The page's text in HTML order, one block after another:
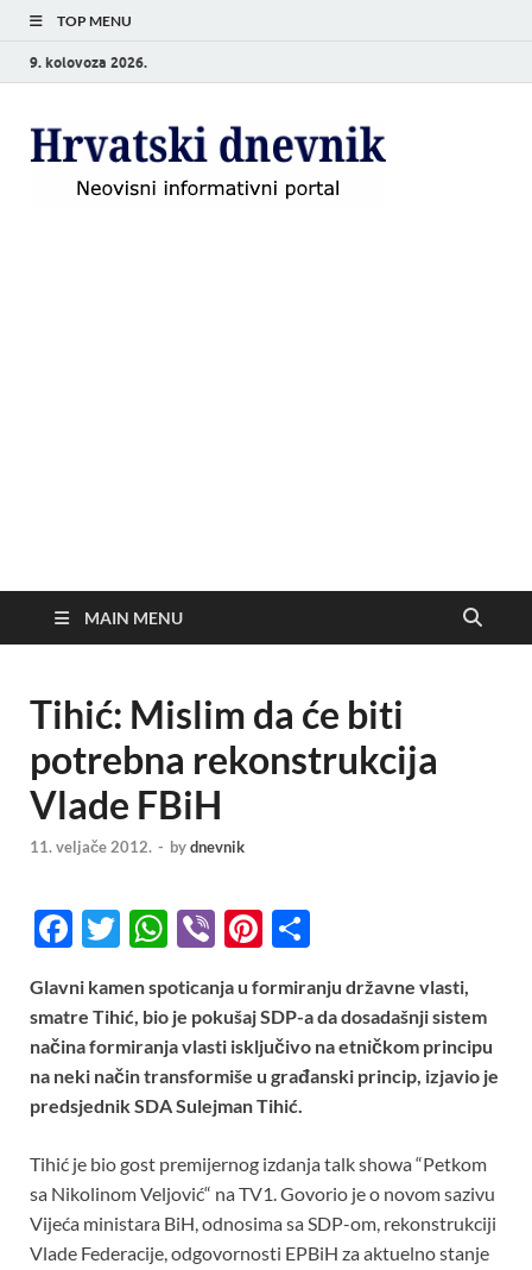
TOP MENU
9. kolovoza 2026.
MAIN MENU
Tihić: Mislim da će biti
potrebna rekonstrukcija
Vlade FBiH
11. veljače 2012. - bydnevnik
F
e
b
o
o
k
T
itt
er
W
at
s
A
p
p
Vi
er
Pi
er
es
t
ar
e
Glavni kamen spoticanja u formiranju državne vlasti,
smatre Tihić, bio je pokušaj SDP-a da dosadašnji sistem
načina formiranja vlasti isključivo na etničkom principu
na neki način transformiše u građanski princip, izjavio je
predsjednik SDA Sulejman Tihić.
Tihić je bio gost premijernog izdanja talk showa “Petkom
sa Nikolinom Veljović“ na TV1. Govorio je o novom sazivu
Vijeća ministara BiH, odnosima sa SDP-om, rekonstrukciji
Vlade Federacije, odgovornosti EPBiH za aktuelno stanje